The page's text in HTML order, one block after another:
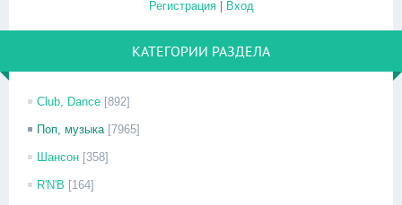
Регистрация| Вход
КАТЕГОРИИ РАЗДЕЛА
Club, Dance [892]
Поп, музыка [7965]
Шансон [358]
R'N'B [164]